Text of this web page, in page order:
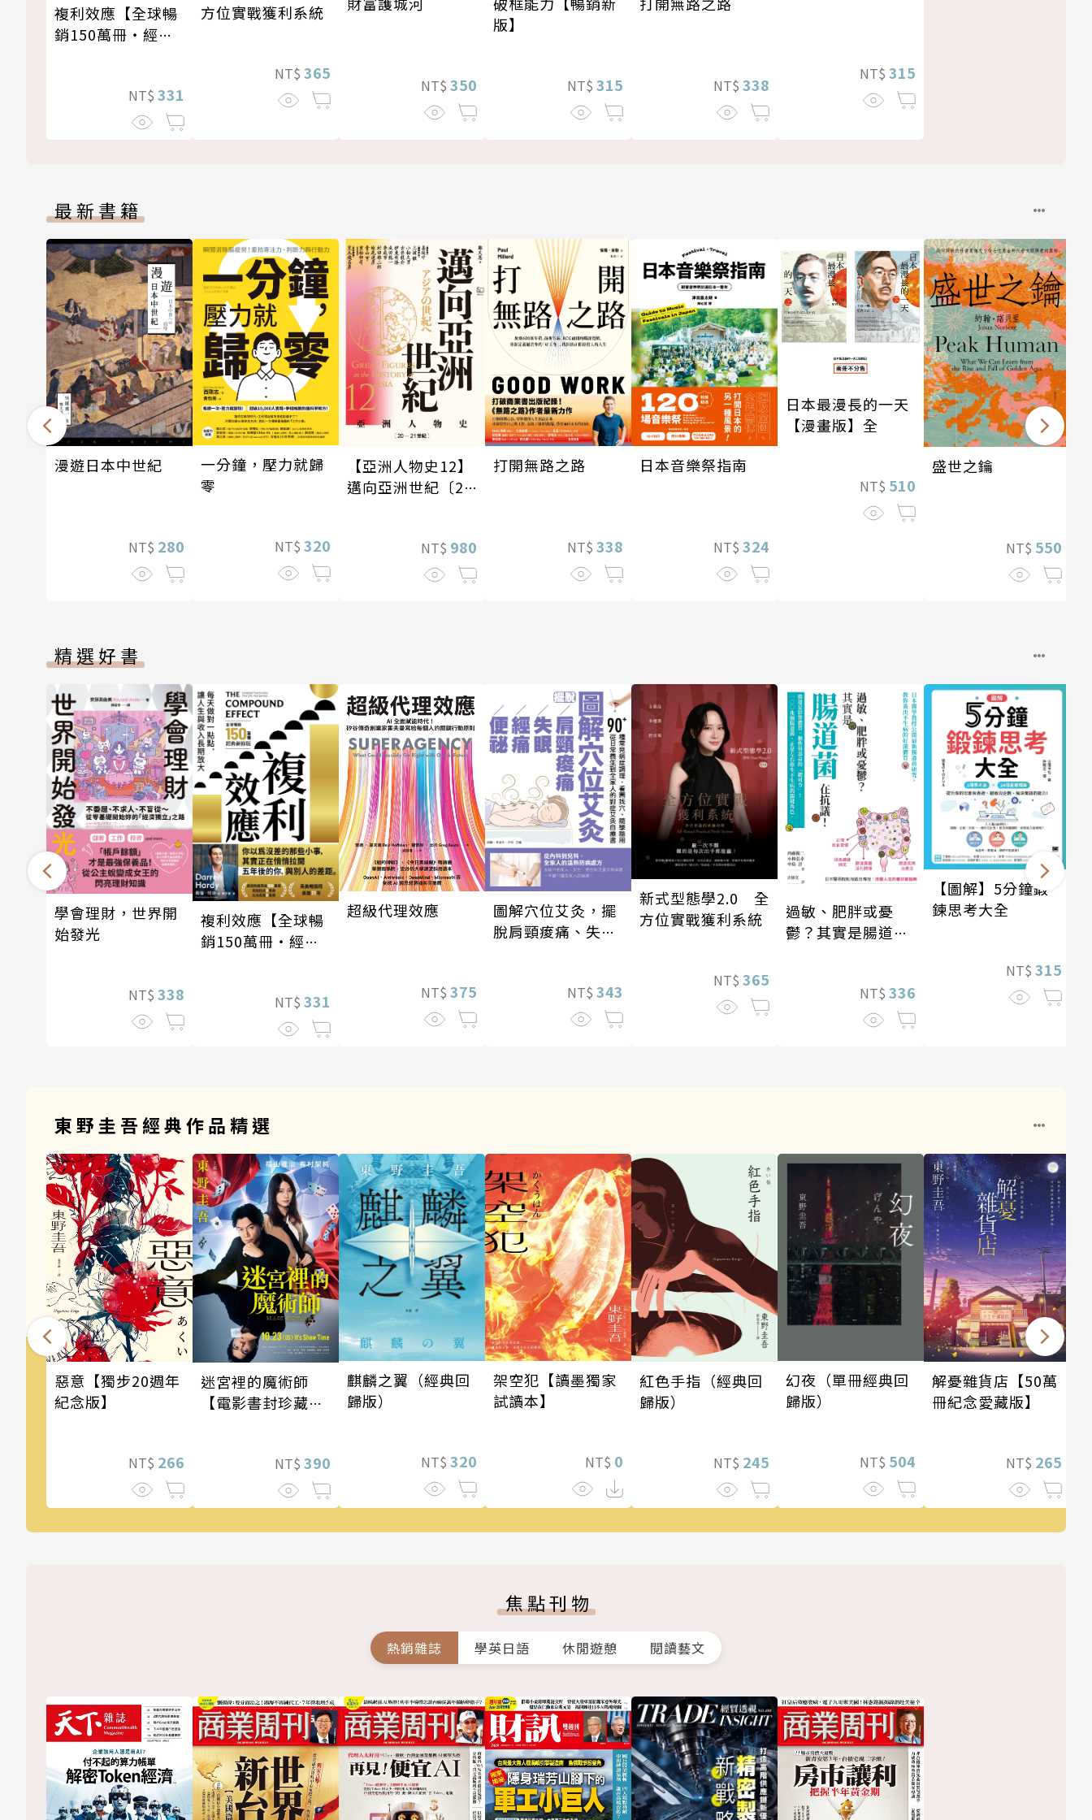
複利效應【全球暢
銷150萬冊・經典
NT$ 331
方位實戰獲利系統
NT$ 365
NT$ 350
版】
NT$ 315 NT$ 338
NT$ 315
最新書籍
漫遊日本中世紀
NT$ 280
一分鐘，壓力就歸
零
NT$ 320
【亞洲人物史12】
邁向亞洲世紀〔20
NT$ 980
打開無路之路
NT$ 338
日本音樂祭指南
NT$ 324
日本最漫長的一天
【漫畫版】全
NT$ 510
盛世之鑰
NT$ 550
精選好書
學會理財，世界開
始發光
NT$ 338
複利效應【全球暢
銷150萬冊・經典
NT$ 331
超級代理效應
NT$ 375
圖解穴位艾灸，擺
脫肩頸痠痛、失
NT$ 343
新式型態學2.0 全
方位實戰獲利系統
NT$ 365
過敏、肥胖或憂
鬱？其實是腸道菌
NT$ 336
【圖解】5分鐘鍛
鍊思考大全
NT$ 315
東野圭吾經典作品精選
惡意【獨步20週年
紀念版】
NT$ 266
迷宮裡的魔術師
【電影書封珍藏
NT$ 390
麒麟之翼（經典回
歸版）
NT$ 320
架空犯【讀墨獨家
試讀本】
NT$ 0
紅色手指（經典回
歸版）
NT$ 245
幻夜（單冊經典回
歸版）
NT$ 504
解憂雜貨店【50萬
冊紀念愛藏版】
NT$ 265
焦點刊物
熱銷雜誌 學英日語 休閒遊憩 閱讀藝文